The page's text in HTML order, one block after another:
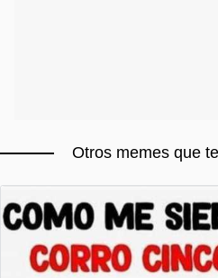
Otros memes que